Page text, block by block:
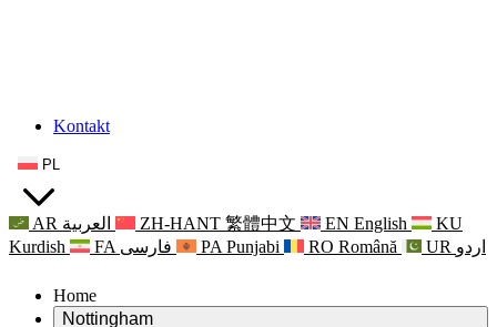
Kontakt
PL
AR العربية ZH-HANT 繁體中文 EN English
KU
Kurdish
FA فارسی PA Punjabi RO Română UR اردو
Home
Nottingham